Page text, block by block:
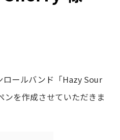
ロールバンド「Hazy Sour
を作成させていただきま